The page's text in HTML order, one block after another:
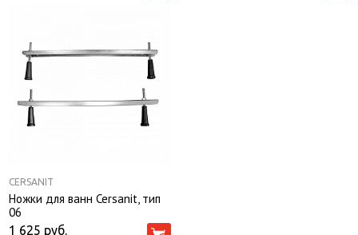
CERSANIT
Ножки для ванн Cersanit, тип
06
1 625 руб.